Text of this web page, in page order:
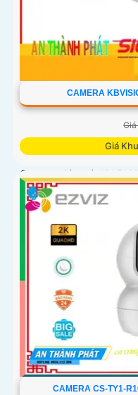
CAMERA
Giá
Camera giám sát KX-
Starlight tiên tiến, có
trường thiếu ánh sáng.
này mang lại hình ảnh
CAMERA CS-TY1-